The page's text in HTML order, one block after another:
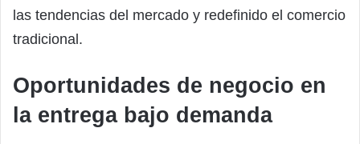
las tendencias del mercado y redefinido el comercio
tradicional.
Oportunidades de negocio en
la entrega bajo demanda